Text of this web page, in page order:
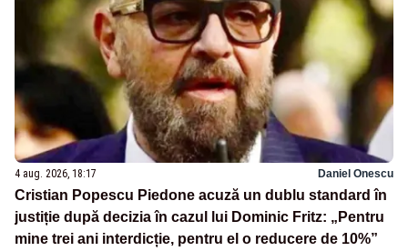
4 aug. 2026, 18:17 Daniel Onescu
Cristian Popescu Piedone acuză un dublu standard în
justiție după decizia în cazul lui Dominic Fritz: „Pentru
mine trei ani interdicție, pentru el o reducere de 10%”